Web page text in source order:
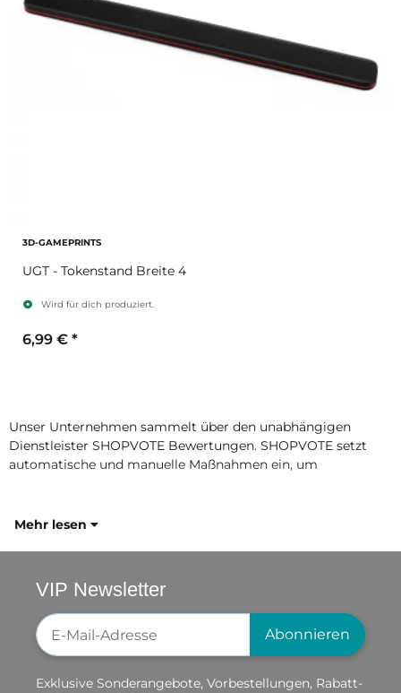
3D-GAMEPRINTS
UGT - Tokenstand Breite 4
Wird für dich produziert.
6,99 € *
Unser Unternehmen sammelt über den unabhängigen
Dienstleister SHOPVOTE Bewertungen. SHOPVOTE setzt
automatische und manuelle Maßnahmen ein, um
Mehr lesen
VIP Newsletter
Newsletter-Registrierung
Abonnieren
Exklusive Sonderangebote, Vorbestellungen, Rabatt-